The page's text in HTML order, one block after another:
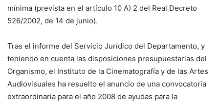
mínima (prevista en el artículo 10 A) 2 del Real Decreto
526/2002, de 14 de junio).
Tras el informe del Servicio Jurídico del Departamento, y
teniendo en cuenta las disposiciones presupuestarias del
Organismo, el Instituto de la Cinematografía y de las Artes
Audiovisuales ha resuelto el anuncio de una convocatoria
extraordinaria para el año 2008 de ayudas para la